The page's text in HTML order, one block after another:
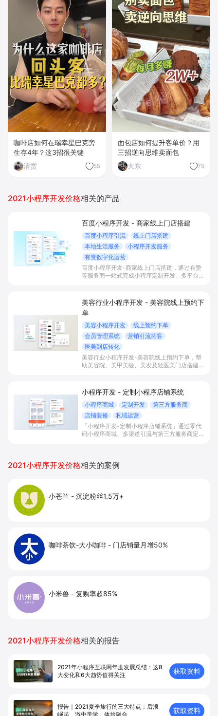
咖啡店如何在瑞幸星巴克旁
生存4年？这3招很关键
清赏
55
面包店如何提升客单价？用
三招逆向思维卖面包
大东
75
2021小程序开发价格相关的产品
百度小程序开发 - 商家线上门店搭建
百度小程序引流
线上门店搭建
本地生活服务
小程序开发服务
有赞数字化运营
百度小程序开发-商家线上门店搭建，通过有赞
等服务商一站式完成小程序定制开发、多平台联
提升到店与下单转化。
美容行业小程序开发 - 美容院线上预约下
单
美容小程序开发
线上预约下单
会员管理系统
营销引流拓客
医美到店转化
美容行业小程序开发-美容院线上预约下单，帮
助美容院、美甲美睫、美发及轻医美门店搭建线
引流拓客、提升到店转化和复购。
小程序开发 - 定制小程序店铺系统
小程序商城 定制开发
第三方服务商
店铺装修
私域运营
「小程序开发-定制小程序店铺系统」通过零代
码小程序商城、多渠道引流与第三方服务商定制
增长。
2021小程序开发价格相关的案例
小苍兰 - 沉淀粉丝1.5万+
咖啡茶饮-大小咖啡 - 门店销量月增50%
小米兽 - 复购率超85%
2021小程序开发价格相关的报告
2021年小程序互联网年度发展总结：这8
大变化和6大趋势值得关注
获取资料
报告｜2021夏季旅行的三大特点：后浪
崛起、游中带学、体旅融合
获取资料